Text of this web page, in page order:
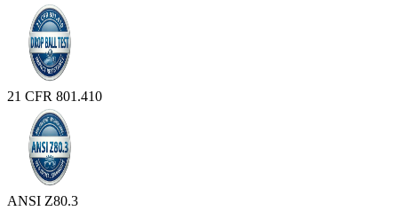
21 CFR 801.410
ANSI Z80.3